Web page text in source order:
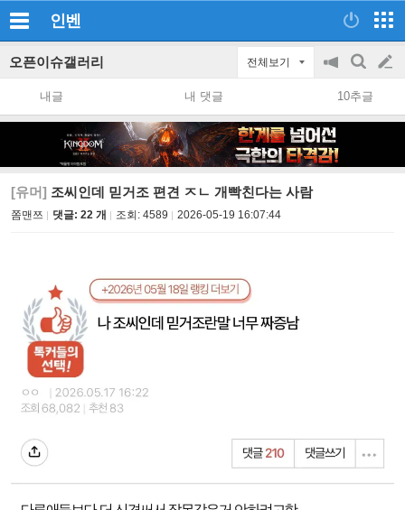
인벤
오픈이슈갤러리 전체보기
공
지
on/off
검
색
글
쓰
내글 내 댓글 10추글
[유머] 조씨인데 믿거조 편견 ㅈㄴ 개빡친다는 사람
쫌맨쯔 댓글: 22 개 조회: 4589 2026-05-19 16:07:44